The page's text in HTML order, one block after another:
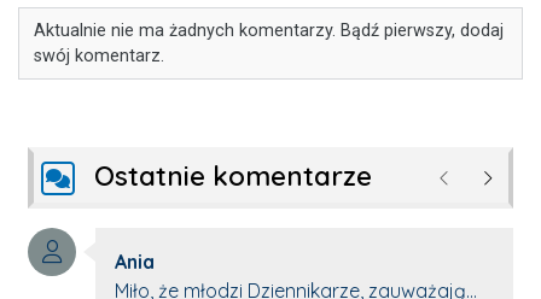
Aktualnie nie ma żadnych komentarzy. Bądź pierwszy, dodaj
swój komentarz.
Ostatnie komentarze Poprzednie
Autor komentarza:
Ania
Treść komentarza:
Miło, że młodzi Dziennikarze, zauważają